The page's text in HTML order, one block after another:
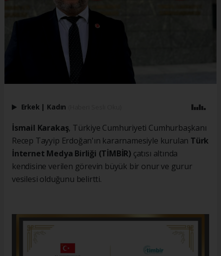
Erkek | Kadın
İsmail Karakaş, Türkiye Cumhuriyeti Cumhurbaşkanı
Recep Tayyip Erdoğan'ın kararnamesiyle kurulan Türk
İnternet Medya Birliği (TİMBİR) çatısı altında
kendisine verilen görevin büyük bir onur ve gurur
vesilesi olduğunu belirtti.